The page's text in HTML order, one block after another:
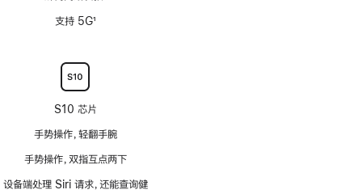
支持 5G1
S10 芯片
手势操作，轻翻手腕
手势操作，双指互点两下
设备端处理 Siri 请求，还能查询健